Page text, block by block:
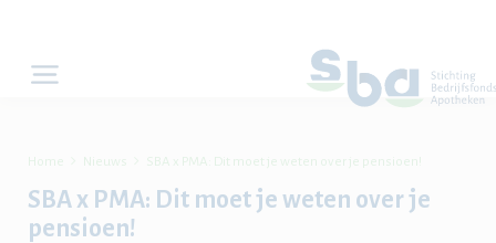
Home Nieuws SBA x PMA: Dit moet je weten over je pensioen!
SBA x PMA: Dit moet je weten over je
pensioen!